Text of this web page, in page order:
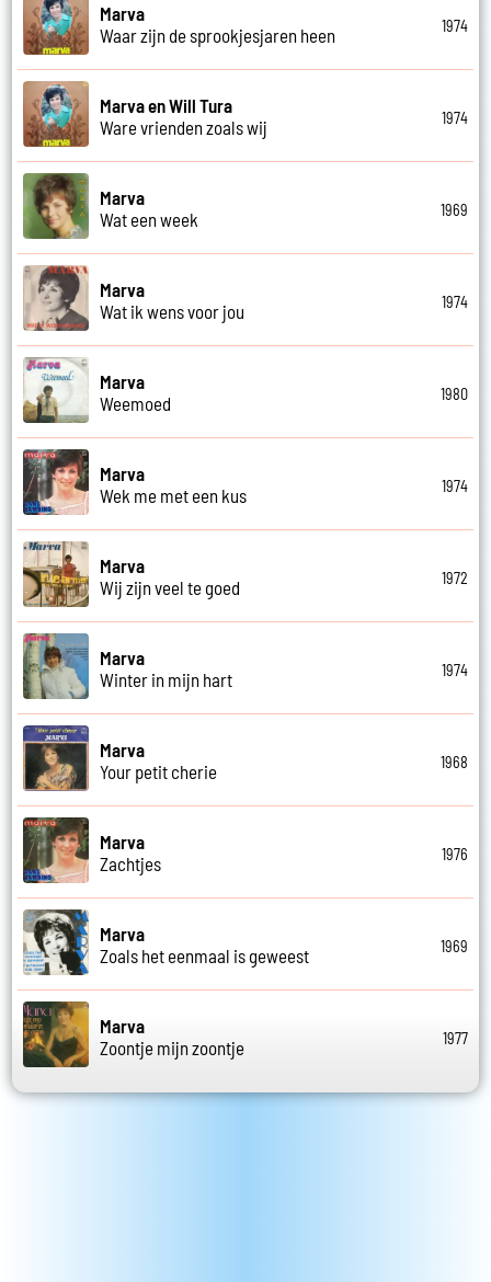
Marva
Waar zijn de sprookjesjaren heen
1974
Marva en Will Tura
Ware vrienden zoals wij
1974
Marva
Wat een week
1969
Marva
Wat ik wens voor jou
1974
Marva
Weemoed
1980
Marva
Wek me met een kus
1974
Marva
Wij zijn veel te goed
1972
Marva
Winter in mijn hart
1974
Marva
Your petit cherie
1968
Marva
Zachtjes
1976
Marva
Zoals het eenmaal is geweest
1969
Marva
Zoontje mijn zoontje
1977